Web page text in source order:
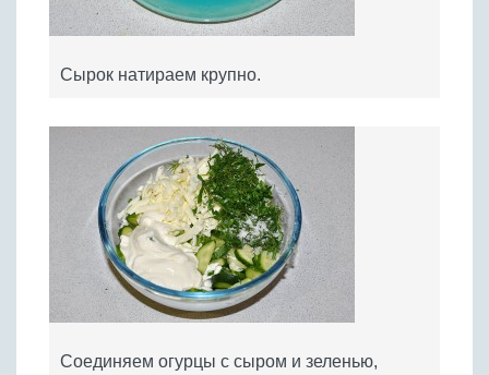
Сырок натираем крупно.
Соединяем огурцы с сыром и зеленью,